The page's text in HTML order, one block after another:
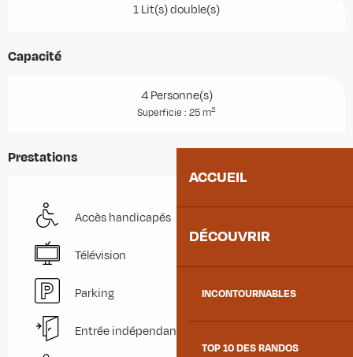
ACCUEIL
DÉCOUVRIR
INCONTOURNABLES
TOP 10 DES RANDOS
1 Lit(s) double(s)
Capacité
4 Personne(s)
Superficie : 25 m2
Prestations
Accès handicapés
Télévision
Parking
Entrée indépendante